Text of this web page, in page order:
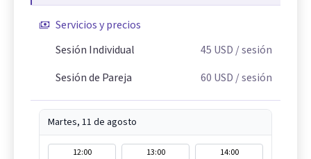
Servicios y precios
Sesión Individual
45 USD / sesión
Sesión de Pareja
60 USD / sesión
Martes, 11 de agosto
12:00 13:00
14:00